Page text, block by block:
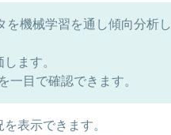
を機械学習を通し傾向分析し
ます。
一目で確認できます。
表示できます。